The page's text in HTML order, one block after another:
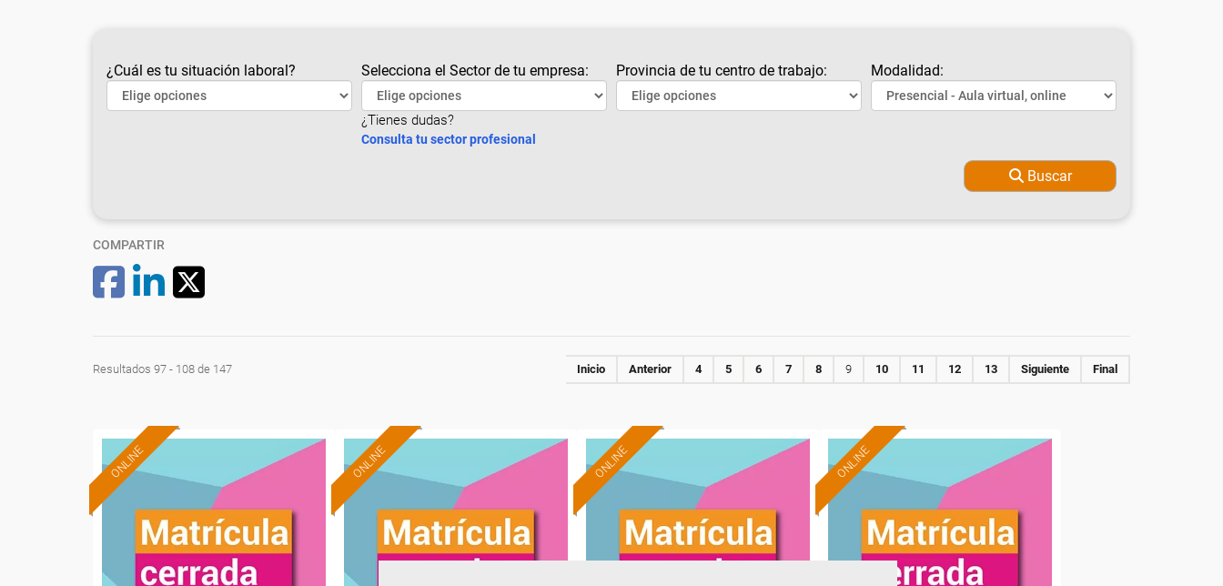
¿Cuál es tu situación laboral? Selecciona el Sector de tu empresa:
¿Tienes dudas?
Consulta tu sector profesional
Provincia de tu centro de trabajo: Modalidad:
Buscar
COMPARTIR
Resultados 97 - 108 de 147 Inicio Anterior 4 5 6 7 8 9 10 11 12 13 Siguiente Final
ONLINE ONLINE ONLINE ONLINE